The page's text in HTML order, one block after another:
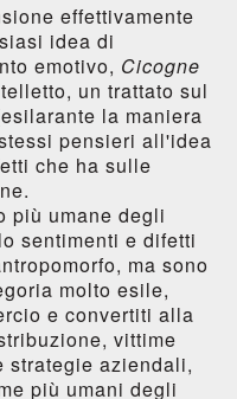
effettivamente
idea di
emotivo, Cicogne
un trattato sul
la maniera
pensieri all'idea
che ha sulle
più umane degli
sentimenti e difetti
ma sono
molto esile,
e convertiti alla
vittime
strategie aziendali,
più umani degli